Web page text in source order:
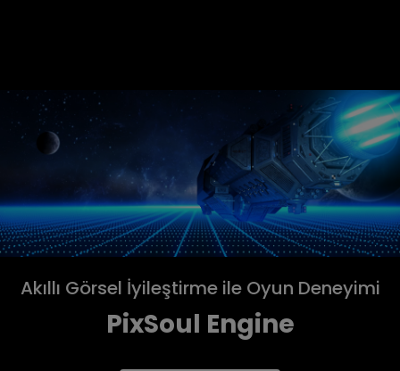
Akıllı Görsel İyileştirme ile Oyun Deneyimi
PixSoul Engine